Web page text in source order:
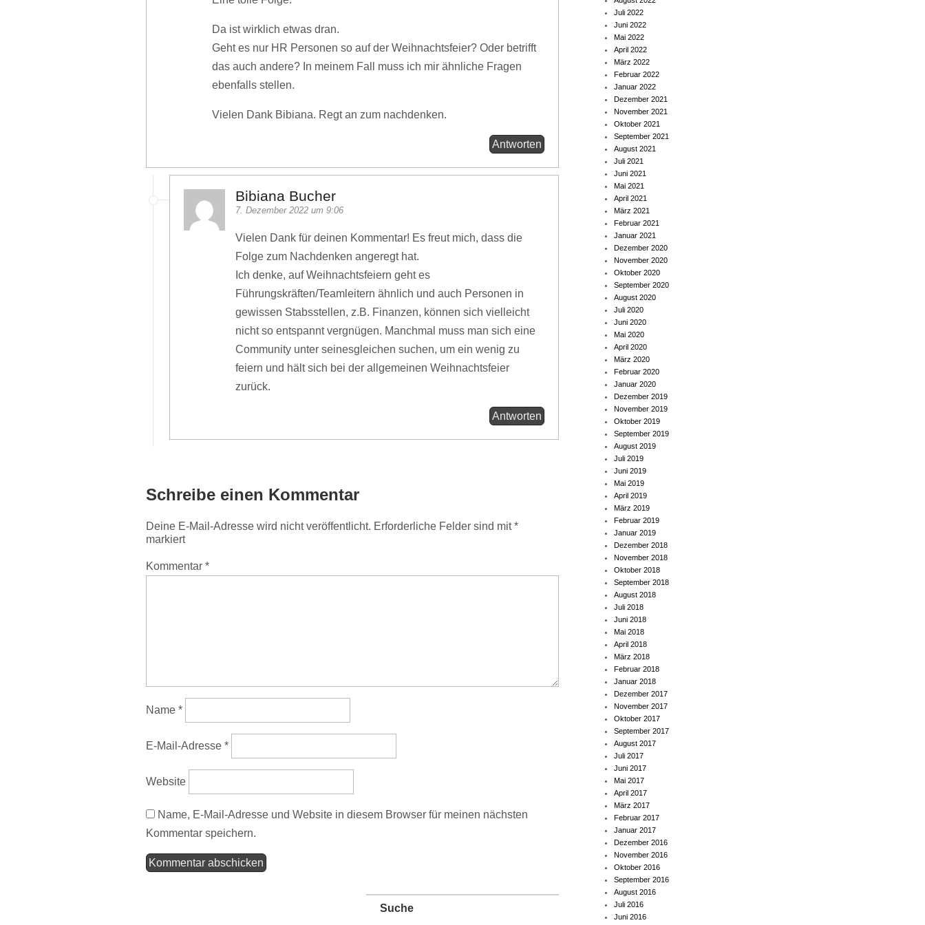
Da ist wirklich etwas dran.
Geht es nur HR Personen so auf der Weihnachtsfeier? Oder betrifft
das auch andere? In meinem Fall muss ich mir ähnliche Fragen
ebenfalls stellen.
Vielen Dank Bibiana. Regt an zum nachdenken.
Antworten
Bibiana Bucher
7. Dezember 2022 um 9:06
Vielen Dank für deinen Kommentar! Es freut mich, dass die
Folge zum Nachdenken angeregt hat.
Ich denke, auf Weihnachtsfeiern geht es
Führungskräften/Teamleitern ähnlich und auch Personen in
gewissen Stabsstellen, z.B. Finanzen, können sich vielleicht
nicht so entspannt vergnügen. Manchmal muss man sich eine
Community unter seinesgleichen suchen, um ein wenig zu
feiern und hält sich bei der allgemeinen Weihnachtsfeier
zurück.
Antworten
Schreibe einen Kommentar
Deine E-Mail-Adresse wird nicht veröffentlicht. Erforderliche Felder sind mit*
markiert
Kommentar *
Name *
E-Mail-Adresse *
Website
Name, E-Mail-Adresse und Website in diesem Browser für meinen nächsten
Kommentar speichern.
Juli 2022
Juni 2022
Mai 2022
April 2022
März 2022
Februar 2022
Januar 2022
Dezember 2021
November 2021
Oktober 2021
September 2021
August 2021
Juli 2021
Juni 2021
Mai 2021
April 2021
März 2021
Februar 2021
Januar 2021
Dezember 2020
November 2020
Oktober 2020
September 2020
August 2020
Juli 2020
Juni 2020
Mai 2020
April 2020
März 2020
Februar 2020
Januar 2020
Dezember 2019
November 2019
Oktober 2019
September 2019
August 2019
Juli 2019
Juni 2019
Mai 2019
April 2019
März 2019
Februar 2019
Januar 2019
Dezember 2018
November 2018
Oktober 2018
September 2018
August 2018
Juli 2018
Juni 2018
Mai 2018
April 2018
März 2018
Februar 2018
Januar 2018
Dezember 2017
November 2017
Oktober 2017
September 2017
August 2017
Juli 2017
Juni 2017
Mai 2017
April 2017
März 2017
Februar 2017
Januar 2017
Dezember 2016
November 2016
Oktober 2016
September 2016
August 2016
Juli 2016
Juni 2016
Suche